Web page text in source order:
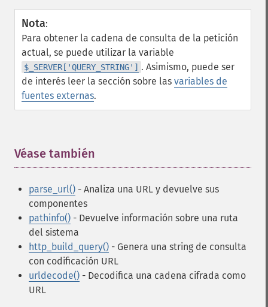
Nota:
Para obtener la cadena de consulta de la petición
actual, se puede utilizar la variable
$_SERVER['QUERY_STRING'] . Asimismo, puede ser
de interés leer la sección sobre las variables de
fuentes externas.
Véase también
parse_url() - Analiza una URL y devuelve sus
componentes
pathinfo() - Devuelve información sobre una ruta
del sistema
http_build_query() - Genera una string de consulta
con codificación URL
urldecode() - Decodifica una cadena cifrada como
URL